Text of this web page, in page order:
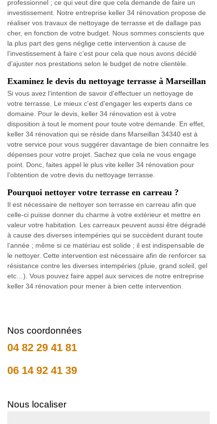
professionnel ; ce qui veut dire que cela demande de faire un
investissement. Notre entreprise keller 34 rénovation propose de
réaliser vos travaux de nettoyage de terrasse et de dallage pas
cher, en fonction de votre budget. Nous sommes conscients que
la plus part des gens néglige cette intervention à cause de
l’investissement à faire c’est pour cela que nous avons décidé
d’ajuster nos prestations selon le budget de notre clientèle.
Examinez le devis du nettoyage terrasse à Marseillan
Si vous avez l’intention de savoir d'effectuer un nettoyage de
votre terrasse. Le mieux c'est d'engager les experts dans ce
domaine. Pour le devis, keller 34 rénovation est à votre
disposition à tout le moment pour toute votre demande. En effet,
keller 34 rénovation qui se réside dans Marseillan 34340 est à
votre service pour vous suggérer davantage de bien connaitre les
dépenses pour votre projet. Sachez que cela ne vous engage
point. Donc, faites appel le plus vite keller 34 rénovation pour
l'obtention de votre devis du nettoyage terrasse.
Pourquoi nettoyer votre terrasse en carreau ?
Il est nécessaire de nettoyer son terrasse en carreau afin que
celle-ci puisse donner du charme à votre extérieur et mettre en
valeur votre habitation. Les carreaux peuvent aussi être dégradé
à cause des diverses intempéries qui se succèdent durant toute
l’année ; même si ce matériau est solide ; il est indispensable de
le nettoyer. Cette intervention est nécessaire afin de renforcer sa
résistance contre les diverses intempéries (pluie, grand soleil, gel
etc…). Vous pouvez faire appel aux services de notre entreprise
keller 34 rénovation pour mener à bien cette intervention.
Nos coordonnées
04 82 29 41 81
06 14 92 41 39
Nous localiser